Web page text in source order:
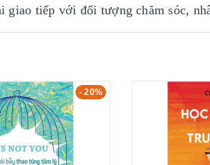
tiếp với đối tượng chăm sóc,
- 20%